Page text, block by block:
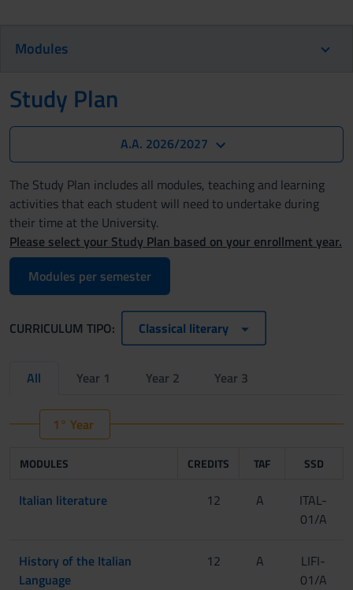
Modules
Study Plan
A.A. 2026/2027
The Study Plan includes all modules, teaching and learning
activities that each student will need to undertake during
their time at the University.
Please select your Study Plan based on your enrollment year.
Modules per semester
CURRICULUM TIPO: Classical literary
All Year 1 Year 2 Year 3
1° Year
MODULES CREDITS TAF SSD
Italian literature 12 A
ITAL-
01/A
History of the Italian
Language
12 A
LIFI-
01/A